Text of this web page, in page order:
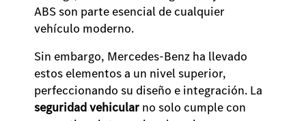
ABS son parte esencial de cualquier
vehículo moderno.
Sin embargo, Mercedes-Benz ha llevado
estos elementos a un nivel superior,
perfeccionando su diseño e integración. La
seguridad vehicular no solo cumple con